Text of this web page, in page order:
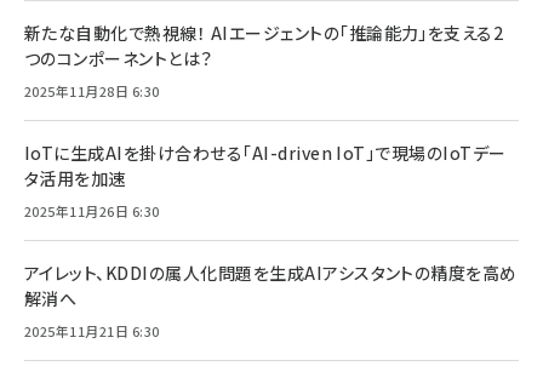
新たな自動化で熱視線！ AIエージェントの「推論能力」を支える2
つのコンポーネントとは？
2025年11月28日 6:30
IoTに生成AIを掛け合わせる「AI-driven IoT」で現場のIoTデー
タ活用を加速
2025年11月26日 6:30
アイレット、KDDIの属人化問題を生成AIアシスタントの精度を高め
解消へ
2025年11月21日 6:30